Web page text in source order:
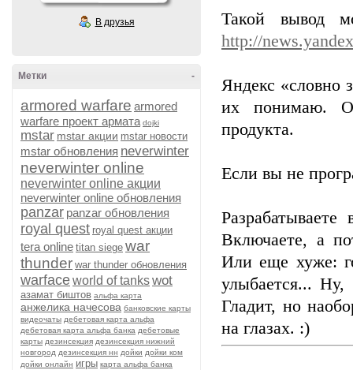
В друзья
-
Метки
armored warfare armored
warfare проект армата dojki
mstar mstar акции mstar новости
mstar обновления neverwinter
neverwinter online
neverwinter online акции
neverwinter online обновления
panzar panzar обновления
royal quest royal quest акции
tera online titan siege war
thunder war thunder обновления
warfaceworld of tankswot
азамат биштов альфа карта
анжелика начесова банковские карты
видеочаты дебетовая карта альфа
дебетовая карта альфа банка дебетовые
карты дезинсекция дезинсекция нижний
новгород дезинсекция нн дойки дойки ком
дойки онлайн игры карта альфа банка
Такой вывод
http://
Яндекс «словно
их понимаю.
продукта.
Если вы не
Включаете, а
Или еще хуже:
улыбается...
Гладит, но
на глазах. :)